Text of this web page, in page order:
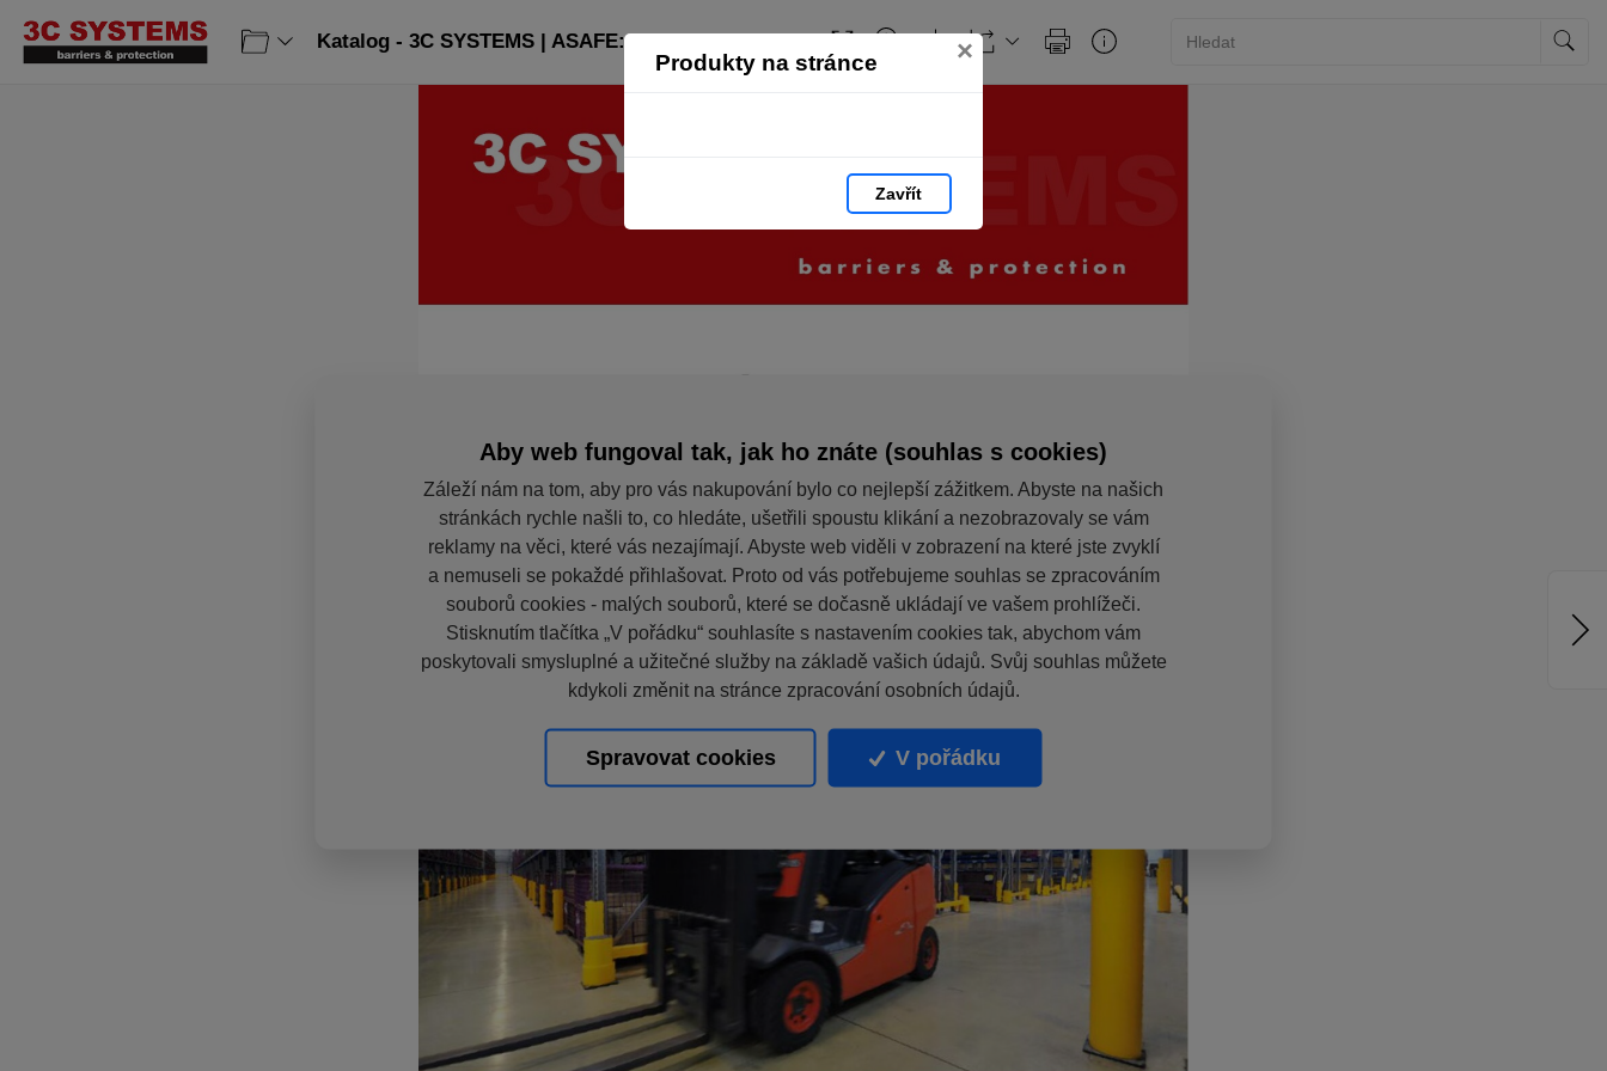
Produkty na stránce ×
Zavřít
Katalog - 3C SYSTEMS | ASAFE: strana 1
Aby web fungoval tak, jak ho znáte (souhlas s cookies)
Záleží nám na tom, aby pro vás nakupování bylo co nejlepší zážitkem. Abyste na našich
stránkách rychle našli to, co hledáte, ušetřili spoustu klikání a nezobrazovaly se vám
reklamy na věci, které vás nezajímají. Abyste web viděli v zobrazení na které jste zvyklí
a nemuseli se pokaždé přihlašovat. Proto od vás potřebujeme souhlas se zpracováním
souborů cookies - malých souborů, které se dočasně ukládají ve vašem prohlížeči.
Stisknutím tlačítka „V pořádku“ souhlasíte s nastavením cookies tak, abychom vám
poskytovali smysluplné a užitečné služby na základě vašich údajů. Svůj souhlas můžete
kdykoli změnit na stránce zpracování osobních údajů.
Spravovat cookies V pořádku